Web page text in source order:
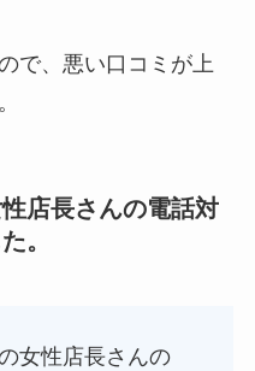
で、悪い口コミが上
店長さんの電話対
。
女性店長さんの